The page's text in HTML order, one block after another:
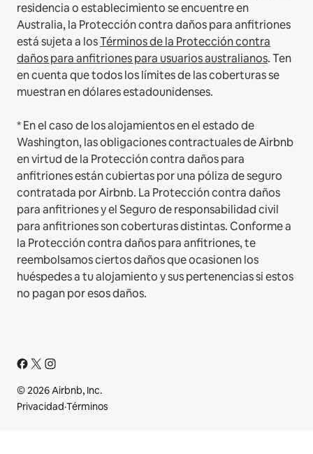
residencia o establecimiento se encuentre en
Australia, la Protección contra daños para anfitriones
está sujeta a losTérminos de la Protección contra
daños para anfitriones para usuarios australianos. Ten
en cuenta que todos los límites de las coberturas se
muestran en dólares estadounidenses.
* En el caso de los alojamientos en el estado de
Washington, las obligaciones contractuales de Airbnb
en virtud de la Protección contra daños para
anfitriones están cubiertas por una póliza de seguro
contratada por Airbnb. La Protección contra daños
para anfitriones y el Seguro de responsabilidad civil
para anfitriones son coberturas distintas. Conforme a
la Protección contra daños para anfitriones, te
reembolsamos ciertos daños que ocasionen los
huéspedes a tu alojamiento y sus pertenencias si estos
no pagan por esos daños.
© 2026 Airbnb, Inc.
Privacidad·Términos